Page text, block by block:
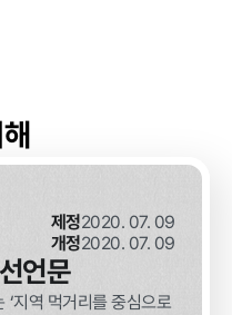
춘천관내 농
제정2020. 07. 09
개정2020. 07. 09
언문
지역 먹거리를 중심으로